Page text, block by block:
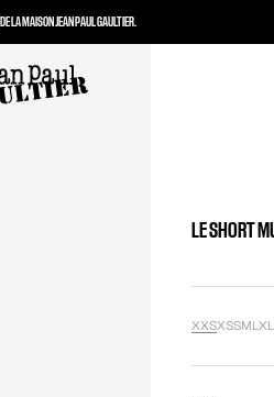
LE SHORT
XXSXSSMLXL
DE LA MAISON JEAN PAUL GAULTIER.